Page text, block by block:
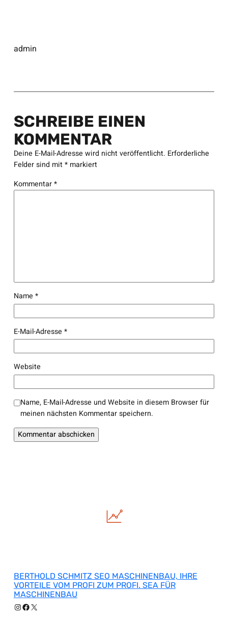
admin
SCHREIBE EINEN
KOMMENTAR
Deine E-Mail-Adresse wird nicht veröffentlicht. Erforderliche
Felder sind mit*markiert
Kommentar*
Name *
E-Mail-Adresse *
Website
Name, E-Mail-Adresse und Website in diesem Browser für
meinen nächsten Kommentar speichern.
BERTHOLD SCHMITZ SEO MASCHINENBAU, IHRE
VORTEILE VOM PROFI ZUM PROFI. SEA FÜR
MASCHINENBAU
Instagram
Facebook
X